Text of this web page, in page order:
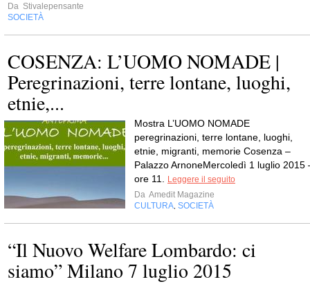
Da Stivalepensante
SOCIETÀ
COSENZA: L’UOMO NOMADE |
Peregrinazioni, terre lontane, luoghi,
etnie,...
Mostra L’UOMO NOMADE
peregrinazioni, terre lontane, luoghi,
etnie, migranti, memorie Cosenza –
Palazzo ArnoneMercoledì 1 luglio 2015
ore 11.
Leggere il seguito
Da Amedit Magazine
CULTURA SOCIETÀ
“Il Nuovo Welfare Lombardo: ci
siamo” Milano 7 luglio 2015